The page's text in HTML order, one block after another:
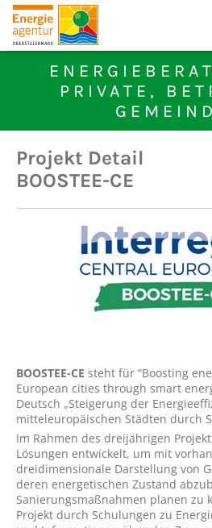
PRIVATE,
Projekt Detail
BOOSTEE-CE
BOOSTEE-CE steht für “Boosting
European cities through smart
Deutsch „Steigerung der
mitteleuropäischen Städten durch
Im Rahmen des dreijährigen
Lösungen entwickelt, um mit
dreidimensionale Darstellung von
deren energetischen Zustand
Sanierungsmaßnahmen planen zu
Projekt durch Schulungen zu